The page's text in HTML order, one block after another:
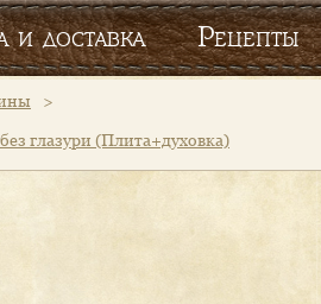
и доставка Рецепты
>
глазури (Плита+духовка)